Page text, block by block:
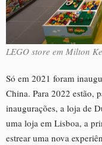
LEGO store em Milton
Só em 2021 foram
China. Para 2022 estão,
inaugurações, a loja de
uma loja em Lisboa, a
estrear uma nova